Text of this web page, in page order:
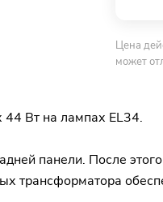
Цена
может
44 Вт на лампах EL34.
панели. После
трансформатора